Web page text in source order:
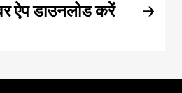
ऐप डाउनलोड करें